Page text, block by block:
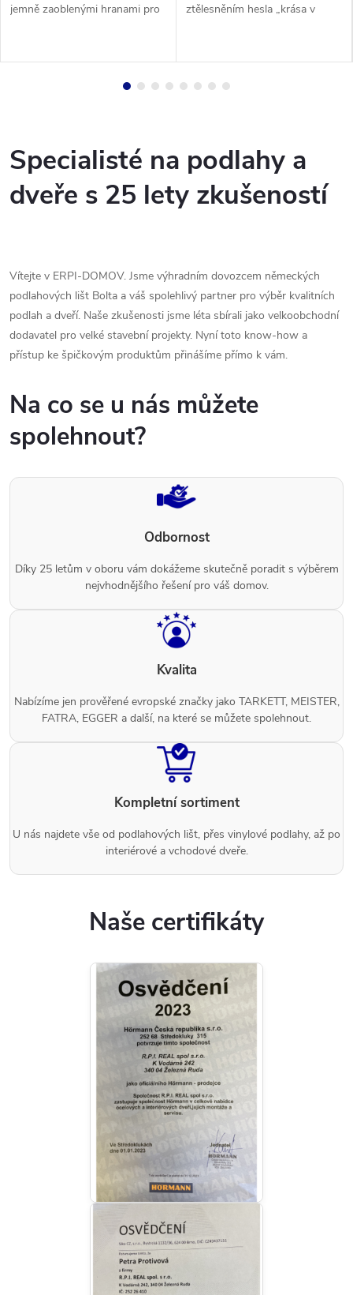
jemně zaoblenými hranami pro
ztělesněním hesla „krása v
Specialisté na podlahy a
dveře s 25 lety zkušeností
Vítejte v ERPI-DOMOV. Jsme výhradním dovozcem německých
podlahových lišt Bolta a váš spolehlivý partner pro výběr kvalitních
podlah a dveří. Naše zkušenosti jsme léta sbírali jako velkoobchodní
dodavatel pro velké stavební projekty. Nyní toto know-how a
přístup ke špičkovým produktům přinášíme přímo k vám.
Na co se u nás můžete
spolehnout?
Odbornost
Díky 25 letům v oboru vám dokážeme skutečně poradit s výběrem
nejvhodnějšího řešení pro váš domov.
Kvalita
Nabízíme jen prověřené evropské značky jako TARKETT, MEISTER,
FATRA, EGGER a další, na které se můžete spolehnout.
Kompletní sortiment
U nás najdete vše od podlahových lišt, přes vinylové podlahy, až po
interiérové a vchodové dveře.
Naše certifikáty